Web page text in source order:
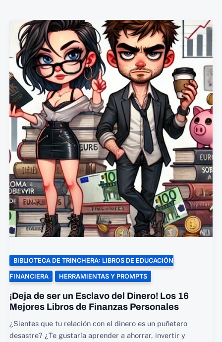
CUENTO
CHINO?
🤔
(MI
OPINIÓN
SIN
PELOS
EN
LA
LENGUA)
BIBLIOTECA DE TRINCHERA: LIBROS DE EDUCACIÓN
FINANCIERA HERRAMIENTAS Y PROMPTS
¡Deja de ser un Esclavo del Dinero! Los 16
Mejores Libros de Finanzas Personales
¿Sientes que tu relación con el dinero es un puñetero
desastre? ¿Te gustaría aprender a ahorrar, invertir y